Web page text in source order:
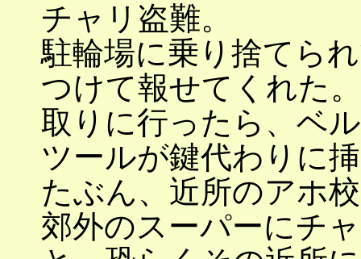
チャリ盗難。
駐輪場に乗り捨てら
つけて報せてくれた。
取りに行ったら、ベ
ツールが鍵代わりに
たぶん、近所のアホ
郊外のスーパーにチ